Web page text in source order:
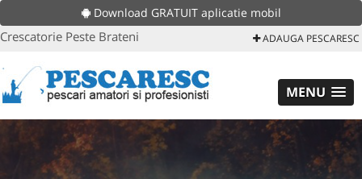
Download GRATUIT aplicatie mobil
Crescatorie Peste Brateni ADAUGA PESCARESC
MENU